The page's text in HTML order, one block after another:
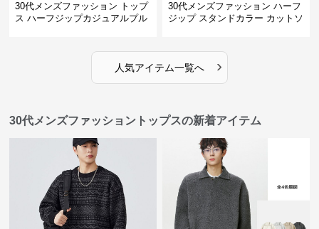
30代メンズファッション トップ
ス ハーフジップカジュアルプル
30代メンズファッション ハーフ
ジップ スタンドカラー カットソ
人気アイテム一覧へ ›
30代メンズファッショントップスの新着アイテム